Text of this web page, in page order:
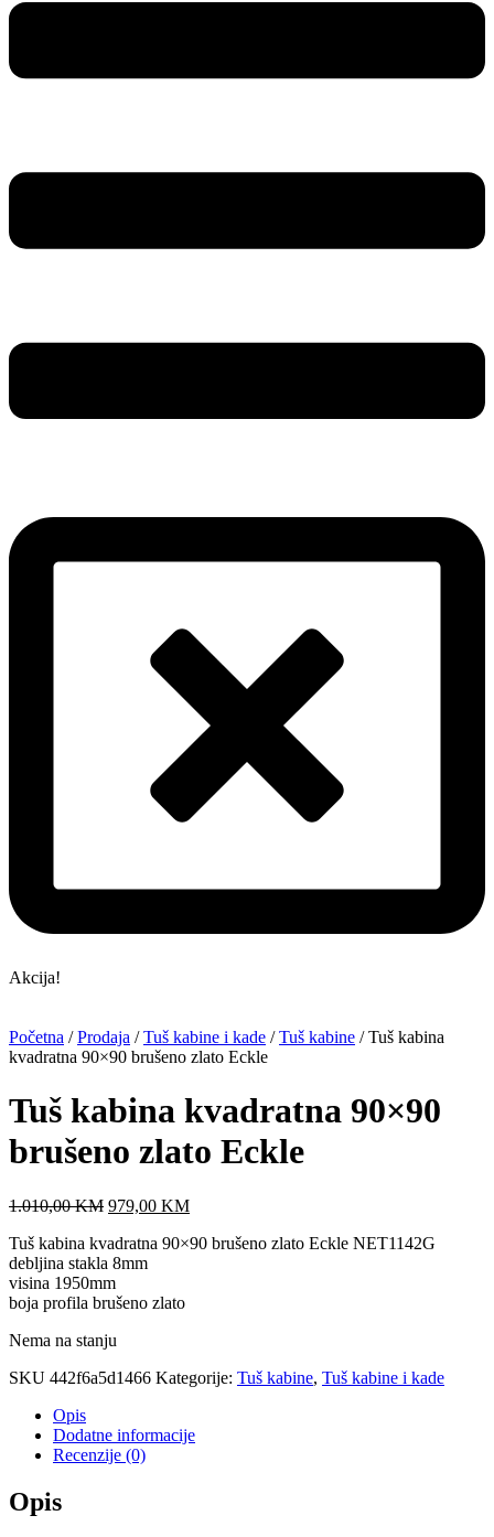
Akcija!
Početna /Prodaja /Tuš kabine i kade /Tuš kabine / Tuš kabina
kvadratna 90×90 brušeno zlato Eckle
Tuš kabina kvadratna 90×90
brušeno zlato Eckle
1.010,00KM Original
was:
1.010,00 KM.
979,00 KMCurrent
is:
Tuš kabina kvadratna 90×90 brušeno zlato Eckle NET1142G
debljina stakla 8mm
visina 1950mm
boja profila brušeno zlato
Nema na stanju
SKU 442f6a5d1466 Kategorije: Tuš kabine, Tuš kabine i kade
Opis
Dodatne informacije
Recenzije (0)
Opis